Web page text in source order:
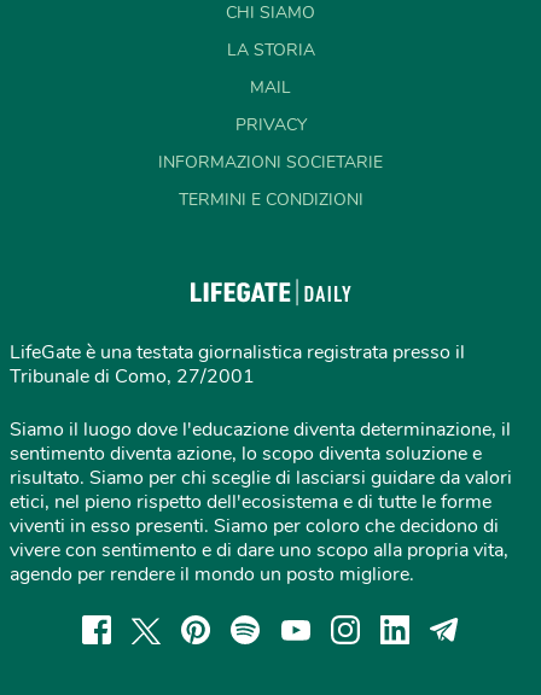
CHI SIAMO
LA STORIA
MAIL
PRIVACY
INFORMAZIONI SOCIETARIE
TERMINI E CONDIZIONI
LifeGate è una testata giornalistica registrata presso il
Tribunale di Como, 27/2001
Siamo il luogo dove l'educazione diventa determinazione, il
sentimento diventa azione, lo scopo diventa soluzione e
risultato. Siamo per chi sceglie di lasciarsi guidare da valori
etici, nel pieno rispetto dell'ecosistema e di tutte le forme
viventi in esso presenti. Siamo per coloro che decidono di
vivere con sentimento e di dare uno scopo alla propria vita,
agendo per rendere il mondo un posto migliore.